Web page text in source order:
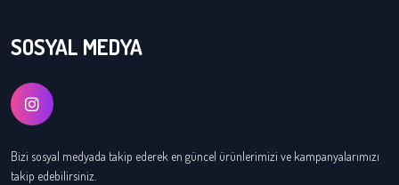
SOSYAL MEDYA
Bizi sosyal medyada takip ederek en güncel ürünlerimizi ve kampanyalarımızı
takip edebilirsiniz.